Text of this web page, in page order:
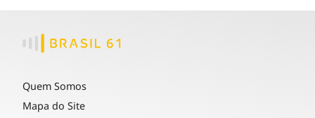
Quem Somos
Mapa do Site